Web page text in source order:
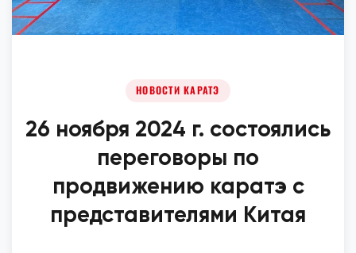
НОВОСТИ КАРАТЭ
26 ноября 2024 г. состоялись
переговоры по
продвижению каратэ с
представителями Китая